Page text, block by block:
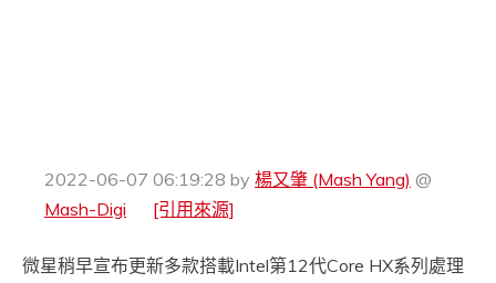
2022-06-07 06:19:28 by 楊又肇 (Mash Yang) @
Mash-Digi
[引用來源]
微星稍早宣布更新多款搭載Intel第12代Core HX系列處理